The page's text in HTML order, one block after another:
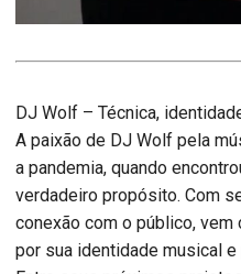
DJ Wolf – Técnica,
A paixão de DJ Wolf pela
a pandemia, quando
verdadeiro propósito. Com
conexão com o público,
por sua identidade musical